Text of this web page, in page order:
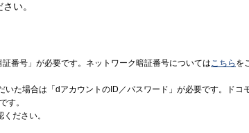
い。
番号」が必要です。ネットワーク暗証番号についてはこちら を
た場合は「dアカウントのID／パスワード」が必要です。ドコ
す。
ください。